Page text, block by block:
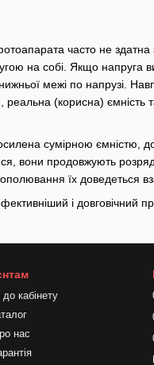
часто не здатна
на собі. Якщо напруга
межі по напрузі.
(корисна)
сумірною ємністю,
вони продовжують
їх доведеться
і довговічний
до кабінету
нас